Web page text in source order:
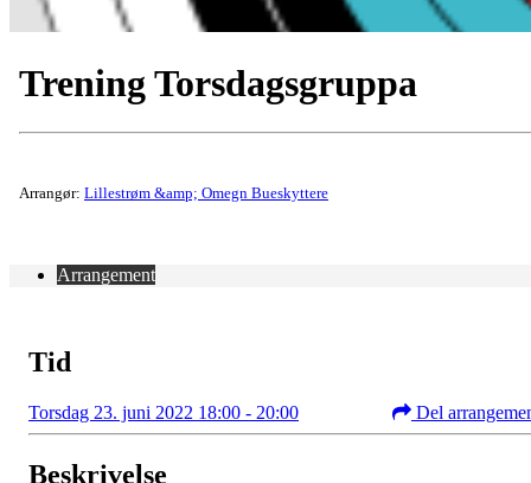
Trening Torsdagsgruppa
Arrangør: Lillestrøm &amp; Omegn Bueskyttere
Arrangement
Tid
Torsdag 23. juni 2022 18:00 - 20:00 Del
Beskrivelse